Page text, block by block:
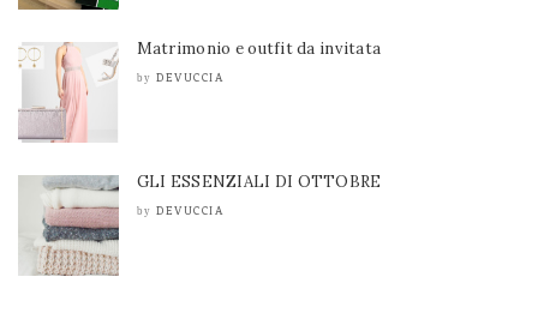
Matrimonio e outfit da invitata
by DEVUCCIA
GLI ESSENZIALI DI OTTOBRE
by DEVUCCIA